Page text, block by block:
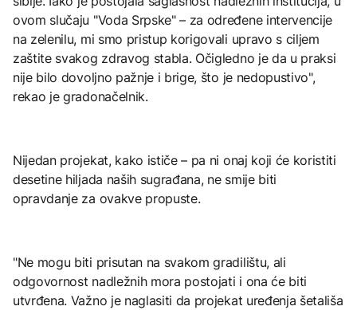
ovom slučaju "Voda Srpske" – za određene intervencije
na zelenilu, mi smo pristup korigovali upravo s ciljem
zaštite svakog zdravog stabla. Očigledno je da u praksi
nije bilo dovoljno pažnje i brige, što je nedopustivo",
rekao je gradonačelnik.
Nijedan projekat, kako ističe – pa ni onaj koji će koristiti
desetine hiljada naših sugrađana, ne smije biti
opravdanje za ovakve propuste.
"Ne mogu biti prisutan na svakom gradilištu, ali
odgovornost nadležnih mora postojati i ona će biti
utvrđena. Važno je naglasiti da projekat uređenja šetališa